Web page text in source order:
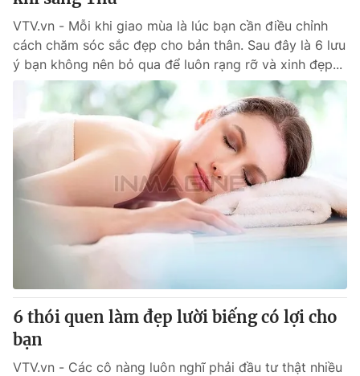
VTV.vn - Mỗi khi giao mùa là lúc bạn cần điều chỉnh
cách chăm sóc sắc đẹp cho bản thân. Sau đây là 6 lưu
ý bạn không nên bỏ qua để luôn rạng rỡ và xinh đẹp...
6 thói quen làm đẹp lười biếng có lợi cho
bạn
VTV.vn - Các cô nàng luôn nghĩ phải đầu tư thật nhiều